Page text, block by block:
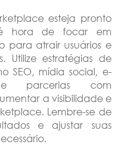
esteja pronto
hora de focar em
para atrair usuários e
Utilize estratégias de
SEO, mídia social, e-
parcerias com
a visibilidade e
Lembre-se de
e ajustar suas